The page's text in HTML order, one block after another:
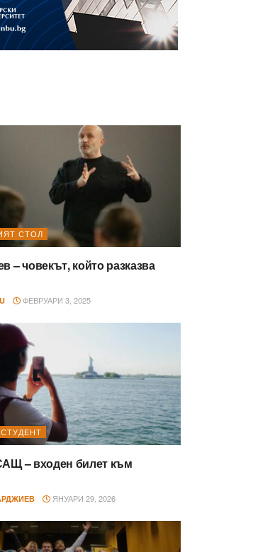
СТОЛ
– човекът, който разказва
ФЕВРУАРИ 3, 2025
– входен билет към
ЯНУАРИ 29, 2026